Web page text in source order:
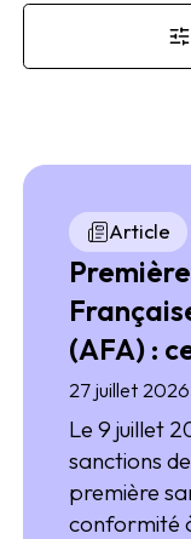
Article
(AFA) :
27 juillet 2026
Le 9 juillet
sanctions
première
conformité